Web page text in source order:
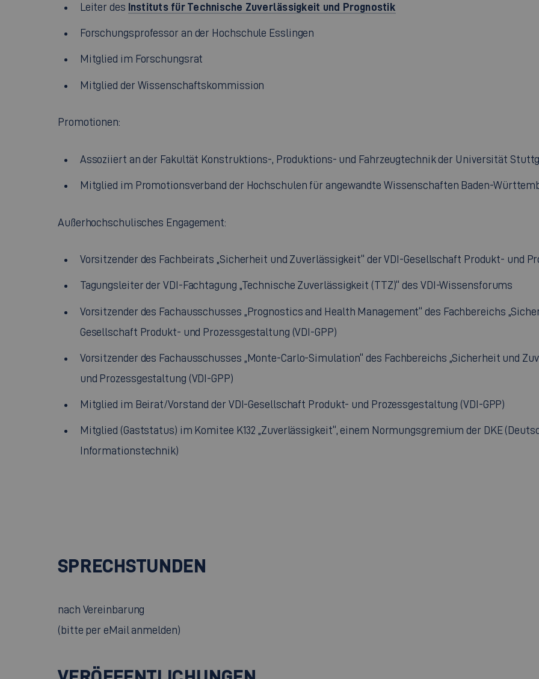
Leiter des Instituts für Technische Zuverlässigkeit und Prognostik
Forschungsprofessor an der Hochschule Esslingen
Mitglied im Forschungsrat
Mitglied der Wissenschaftskommission
Promotionen:
Assoziiert an der Fakultät Konstruktions-, Produktions- und Fahrzeugtechnik der Universität
Mitglied im Promotionsverband der Hochschulen für angewandte Wissenschaften Baden-
Außerhochschulisches Engagement:
Vorsitzender des Fachbeirats „Sicherheit und Zuverlässigkeit“ der VDI-Gesellschaft Produkt- und
Tagungsleiter der VDI-Fachtagung „Technische Zuverlässigkeit (TTZ)“ des VDI-Wissensforums
Vorsitzender des Fachausschusses „Prognostics and Health Management“ des Fachbereichs
Gesellschaft Produkt- und Prozessgestaltung (VDI-GPP)
Vorsitzender des Fachausschusses „Monte-Carlo-Simulation“ des Fachbereichs „Sicherheit und
und Prozessgestaltung (VDI-GPP)
Mitglied im Beirat/Vorstand der VDI-Gesellschaft Produkt- und Prozessgestaltung (VDI-GPP)
Mitglied (Gaststatus) im Komitee K132 „Zuverlässigkeit“, einem Normungsgremium der DKE
Informationstechnik)
SPRECHSTUNDEN
nach Vereinbarung
(bitte per eMail anmelden)